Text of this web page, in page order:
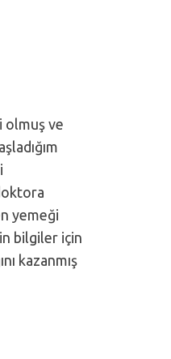
olmuş ve
yemeği
bilgiler için
kazanmış